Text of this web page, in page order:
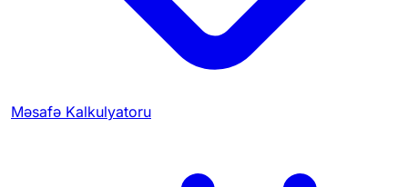
Məsafə Kalkulyatoru